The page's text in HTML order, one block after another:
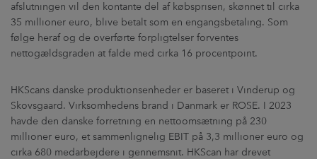
afslutningen vil den kontante del af købsprisen, skønnet til cirka
35 millioner euro, blive betalt som en engangsbetaling. Som
følge heraf og de overførte forpligtelser forventes
nettogældsgraden at falde med cirka 16 procentpoint.
HKScans danske produktionsenheder er baseret i Vinderup og
Skovsgaard. Virksomhedens brand i Danmark er ROSE. I 2023
havde den danske forretning en nettoomsætning på 230
millioner euro, et sammenlignelig EBIT på 3,3 millioner euro og
cirka 680 medarbejdere i gennemsnit. HKScan har drevet